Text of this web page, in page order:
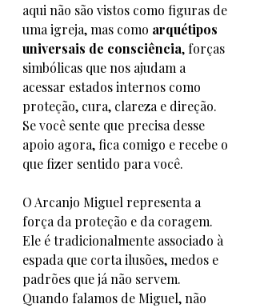
aqui não são vistos como figuras de
uma igreja, mas como arquétipos
universais de consciência, forças
simbólicas que nos ajudam a
acessar estados internos como
proteção, cura, clareza e direção.
Se você sente que precisa desse
apoio agora, fica comigo e recebe o
que fizer sentido para você.
O Arcanjo Miguel representa a
força da proteção e da coragem.
Ele é tradicionalmente associado à
espada que corta ilusões, medos e
padrões que já não servem.
Quando falamos de Miguel, não